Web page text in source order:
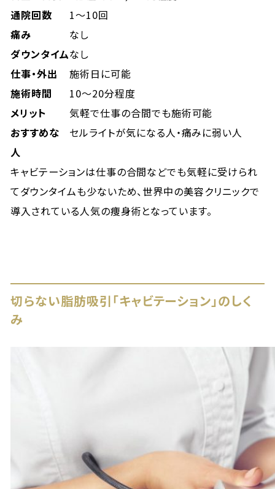
通院回数
1〜10回
痛み
なし
ダウンタイムなし
仕事・外出
施術日に可能
施術時間
10〜20分程度
メリット
気軽で仕事の合間でも施術可能
おすすめな
人
セルライトが気になる人・痛みに弱い人
キャビテーションは仕事の合間などでも気軽に受けられ
てダウンタイムも少ないため、世界中の美容クリニックで
導入されている人気の痩身術となっています。
切らない脂肪吸引「キャビテーション」のしく
み